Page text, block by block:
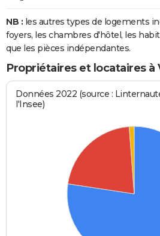
NB : les autres types de logements
foyers, les chambres d'hôtel, les
que les pièces indépendantes.
Propriétaires et locataires à
Données 2022 (source :
l'Insee)